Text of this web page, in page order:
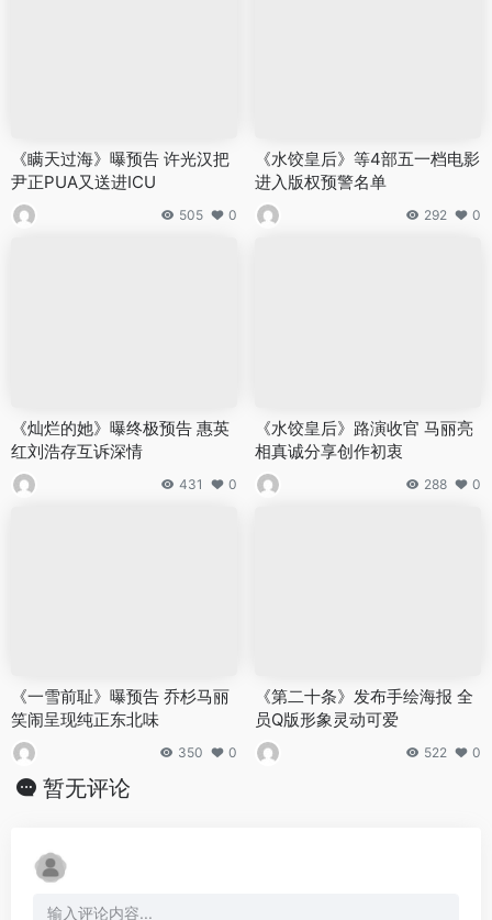
《瞒天过海》曝预告 许光汉把
尹正PUA又送进ICU
505 0
《水饺皇后》等4部五一档电影
进入版权预警名单
292 0
《灿烂的她》曝终极预告 惠英
红刘浩存互诉深情
431 0
《水饺皇后》路演收官 马丽亮
相真诚分享创作初衷
288 0
《一雪前耻》曝预告 乔杉马丽
笑闹呈现纯正东北味
350 0
《第二十条》发布手绘海报 全
员Q版形象灵动可爱
522 0
暂无评论